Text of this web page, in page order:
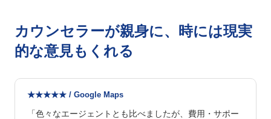
カウンセラーが親身に、時には現実
的な意見もくれる
★★★★★ / Google Maps
「色々なエージェントとも比べましたが、費用・サポー